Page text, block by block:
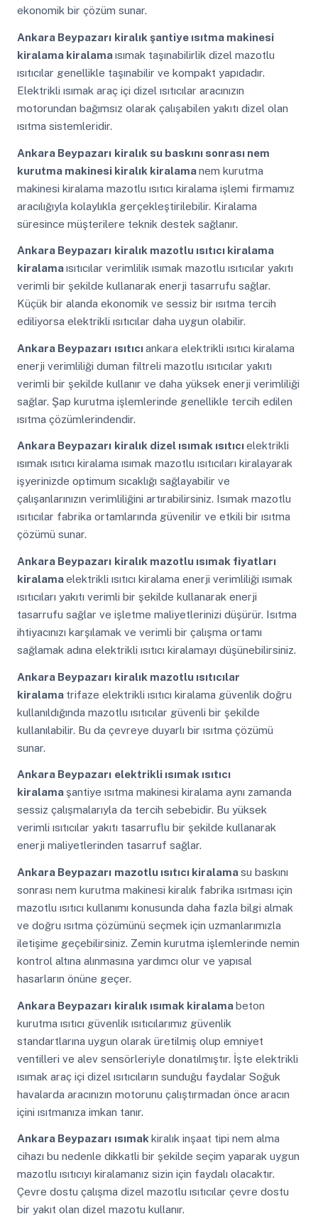
ekonomik bir çözüm sunar.
Ankara Beypazarı kiralık şantiye ısıtma makinesi
kiralama kiralamaısımak taşınabilirlik dizel mazotlu
ısıtıcılar genellikle taşınabilir ve kompakt yapıdadır.
Elektrikli ısımak araç içi dizel ısıtıcılar aracınızın
motorundan bağımsız olarak çalışabilen yakıtı dizel olan
ısıtma sistemleridir.
Ankara Beypazarı kiralık su baskını sonrası nem
kurutma makinesi kiralık kiralamanem kurutma
makinesi kiralama mazotlu ısıtıcı kiralama işlemi firmamız
aracılığıyla kolaylıkla gerçekleştirilebilir. Kiralama
süresince müşterilere teknik destek sağlanır.
Ankara Beypazarı kiralık mazotlu ısıtıcı kiralama
kiralamaısıtıcılar verimlilik ısımak mazotlu ısıtıcılar yakıtı
verimli bir şekilde kullanarak enerji tasarrufu sağlar.
Küçük bir alanda ekonomik ve sessiz bir ısıtma tercih
ediliyorsa elektrikli ısıtıcılar daha uygun olabilir.
Ankara Beypazarı ısıtıcıankara elektrikli ısıtıcı kiralama
enerji verimliliği duman filtreli mazotlu ısıtıcılar yakıtı
verimli bir şekilde kullanır ve daha yüksek enerji verimliliği
sağlar. Şap kurutma işlemlerinde genellikle tercih edilen
ısıtma çözümlerindendir.
Ankara Beypazarı kiralık dizel ısımak ısıtıcıelektrikli
ısımak ısıtıcı kiralama ısımak mazotlu ısıtıcıları kiralayarak
işyerinizde optimum sıcaklığı sağlayabilir ve
çalışanlarınızın verimliliğini artırabilirsiniz. Isımak mazotlu
ısıtıcılar fabrika ortamlarında güvenilir ve etkili bir ısıtma
çözümü sunar.
Ankara Beypazarı kiralık mazotlu ısımak fiyatları
kiralamaelektrikli ısıtıcı kiralama enerji verimliliği ısımak
ısıtıcıları yakıtı verimli bir şekilde kullanarak enerji
tasarrufu sağlar ve işletme maliyetlerinizi düşürür. Isıtma
ihtiyacınızı karşılamak ve verimli bir çalışma ortamı
sağlamak adına elektrikli ısıtıcı kiralamayı düşünebilirsiniz.
Ankara Beypazarı kiralık mazotlu ısıtıcılar
kiralama trifaze elektrikli ısıtıcı kiralama güvenlik doğru
kullanıldığında mazotlu ısıtıcılar güvenli bir şekilde
kullanılabilir. Bu da çevreye duyarlı bir ısıtma çözümü
sunar.
Ankara Beypazarı elektrikli ısımak ısıtıcı
kiralama şantiye ısıtma makinesi kiralama aynı zamanda
sessiz çalışmalarıyla da tercih sebebidir. Bu yüksek
verimli ısıtıcılar yakıtı tasarruflu bir şekilde kullanarak
enerji maliyetlerinden tasarruf sağlar.
Ankara Beypazarı mazotlu ısıtıcı kiralamasu baskını
sonrası nem kurutma makinesi kiralık fabrika ısıtması için
mazotlu ısıtıcı kullanımı konusunda daha fazla bilgi almak
ve doğru ısıtma çözümünü seçmek için uzmanlarımızla
iletişime geçebilirsiniz. Zemin kurutma işlemlerinde nemin
kontrol altına alınmasına yardımcı olur ve yapısal
hasarların önüne geçer.
Ankara Beypazarı kiralık ısımak kiralamabeton
kurutma ısıtıcı güvenlik ısıtıcılarımız güvenlik
standartlarına uygun olarak üretilmiş olup emniyet
ventilleri ve alev sensörleriyle donatılmıştır. İşte elektrikli
ısımak araç içi dizel ısıtıcıların sunduğu faydalar Soğuk
havalarda aracınızın motorunu çalıştırmadan önce aracın
içini ısıtmanıza imkan tanır.
Ankara Beypazarı ısımak kiralık inşaat tipi nem alma
cihazı bu nedenle dikkatli bir şekilde seçim yaparak uygun
mazotlu ısıtıcıyı kiralamanız sizin için faydalı olacaktır.
Çevre dostu çalışma dizel mazotlu ısıtıcılar çevre dostu
bir yakıt olan dizel mazotu kullanır.